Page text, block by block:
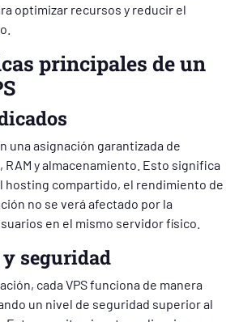
optimizar recursos y reducir el
principales de un
una asignación garantizada de
RAM y almacenamiento. Esto significa
hosting compartido, el rendimiento de
no se verá afectado por la
en el mismo servidor físico.
seguridad
cada VPS funciona de manera
un nivel de seguridad superior al